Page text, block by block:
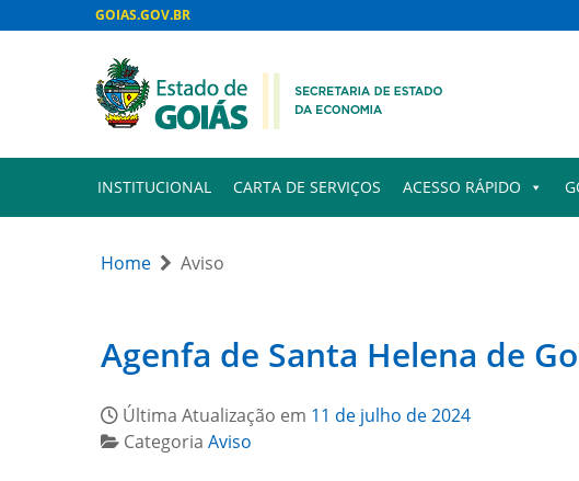
GOIAS.GOV.BR
INSTITUCIONAL CARTA DE SERVIÇOS ACESSO RÁPIDO
Home Aviso
Agenfa de Santa Helena de
Última Atualização em 11 de julho de 2024
Categoria Aviso